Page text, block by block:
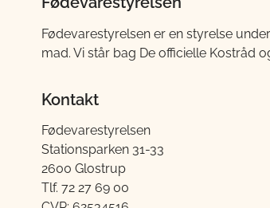
Fødevarestyrelsen er en styrelse
mad. Vi står bag De officielle Kostråd
Kontakt
Fødevarestyrelsen
Stationsparken 31-33
2600 Glostrup
Tlf. 72 2​​​7 69 00